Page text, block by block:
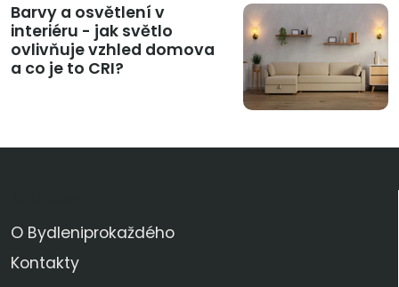
Barvy a osvětlení v
interiéru - jak světlo
ovlivňuje vzhled domova
a co je to CRI?
O Bydleniprokaždého
Kontakty